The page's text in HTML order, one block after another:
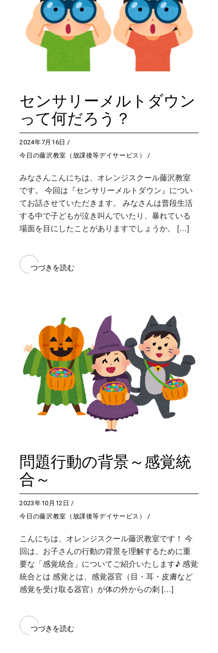
センサリーメルトダウン
って何だろう？
2024年7月16日
今日の藤沢教室（放課後等デイサービス）
みなさんこんにちは、オレンジスクール藤沢教室
です。 今回は『センサリーメルトダウン』につい
てお話させていただきます。 みなさんは普段生活
する中で子どもが泣き叫んでいたり、暴れている
場面を目にしたことがありますでしょうか。 […]
つづきを読む
問題行動の背景～感覚統
合～
2023年10月12日
今日の藤沢教室（放課後等デイサービス）
こんにちは、オレンジスクール藤沢教室です！ 今
回は、お子さんの行動の背景を理解するために重
要な「感覚統合」についてご紹介いたします♪ 感覚
統合とは 感覚とは、感覚器官（目・耳・皮膚など
感覚を受け取る器官）が体の外からの刺 […]
つづきを読む